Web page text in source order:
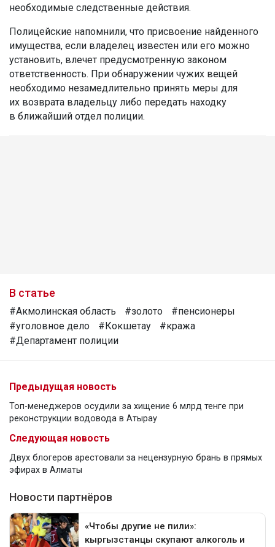
необходимые следственные действия.
Полицейские напомнили, что присвоение найденного
имущества, если владелец известен или его можно
установить, влечет предусмотренную законом
ответственность. При обнаружении чужих вещей
необходимо незамедлительно принять меры для
их возврата владельцу либо передать находку
в ближайший отдел полиции.
В статье
#Акмолинская область #золото
#пенсионеры
#уголовное дело
#Кокшетау
#кража
#Департамент полиции
Предыдущая новость
Топ-менеджеров осудили за хищение 6 млрд тенге при
реконструкции водовода в Атырау
Следующая новость
Двух блогеров арестовали за нецензурную брань в прямых
эфирах в Алматы